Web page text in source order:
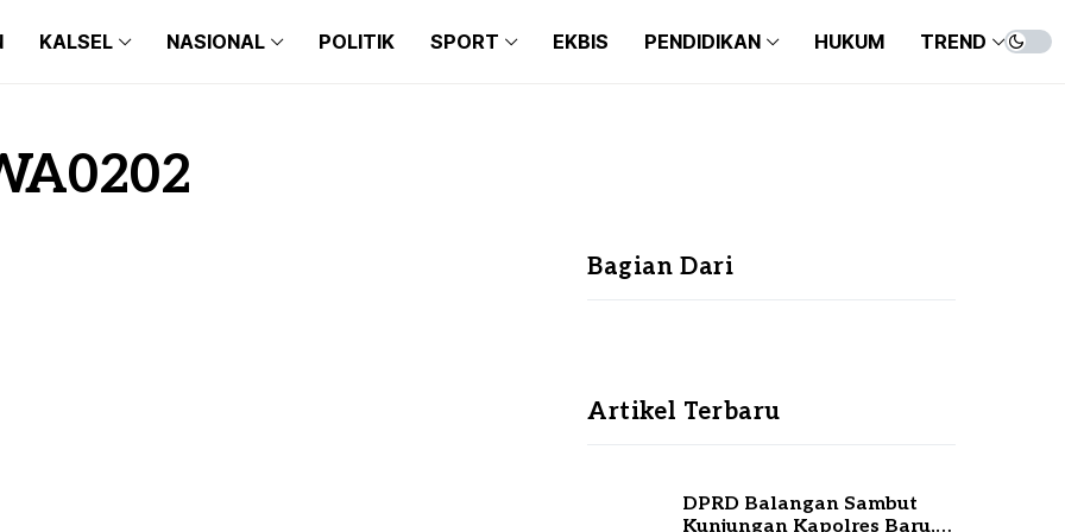
KALSEL NASIONAL POLITIK SPORT EKBIS PENDIDIKAN HUKUM TREND
Bagian Dari
Artikel Terbaru
DPRD Balangan Sambut
Kunjungan Kapolres Baru,